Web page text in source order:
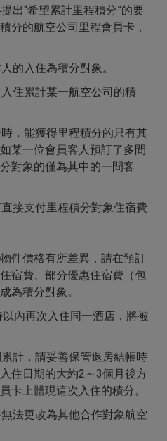
瀏覽房價
瀏覽房價
瀏覽房價
瀏覽房價
瀏覽房價
瀏覽房價
店
瀏覽房價
瀏覽房價
瀏覽房價
瀏覽房價
瀏覽房價
瀏覽房價
瀏覽房價
瀏覽房價
出“希望累計里程積分”的要
分的航空公司里程會員卡，
的入住為積分對象。
住累計某一航空公司的積
，能獲得里程積分的只有其
某一位會員客人預訂了多間
對象的僅為其中的一間客
接支付里程積分對象住宿費
件價格有所差異，請在預訂
宿費、部分優惠住宿費（包
為積分對象。
內再次入住同一酒店，將被
計，請妥善保管退房結帳時
住日期的大約2～3個月後方
卡上體現這次入住的積分。
法更改為其他合作對象航空